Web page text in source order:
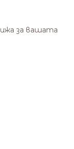
за вашата